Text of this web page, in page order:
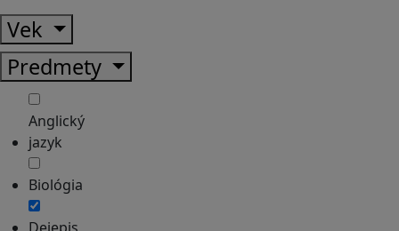
Vek
Predmety
Anglický
jazyk
Biológia